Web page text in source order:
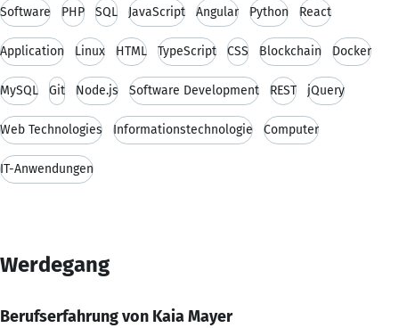
Software PHP SQL JavaScript Angular Python React
Application Linux HTML TypeScript CSS Blockchain Docker
MySQL Git Node.js Software Development REST jQuery
Web Technologies Informationstechnologie Computer
IT-Anwendungen
Werdegang
Berufserfahrung von Kaia Mayer